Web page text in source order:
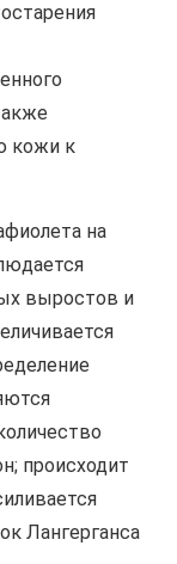
кожи к
на
выростов и
происходит
Лангерганса